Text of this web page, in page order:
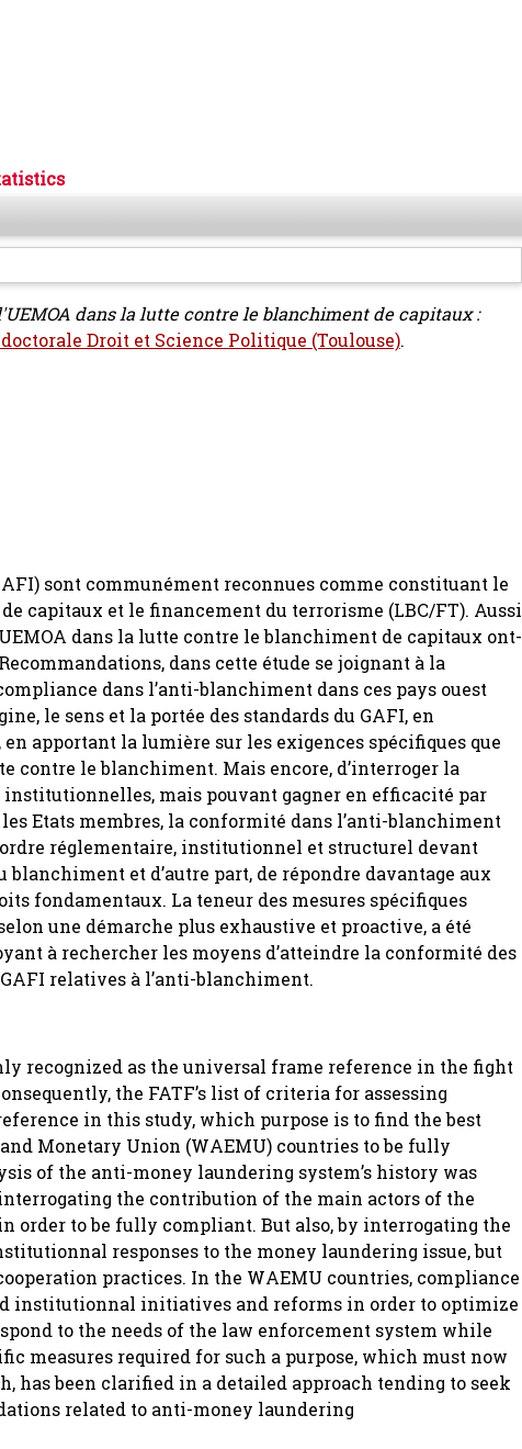
dans la lutte contre le blanchiment de capitaux :
Droit et Science Politique (Toulouse).
sont communément reconnues comme constituant le
capitaux et le financement du terrorisme (LBC/FT). Aussi
dans la lutte contre le blanchiment de capitaux ont-
dans cette étude se joignant à la
dans l’anti-blanchiment dans ces pays ouest
le sens et la portée des standards du GAFI, en
apportant la lumière sur les exigences spécifiques que
le blanchiment. Mais encore, d’interroger la
mais pouvant gagner en efficacité par
Etats membres, la conformité dans l’anti-blanchiment
réglementaire, institutionnel et structurel devant
et d’autre part, de répondre davantage aux
fondamentaux. La teneur des mesures spécifiques
une démarche plus exhaustive et proactive, a été
à rechercher les moyens d’atteindre la conformité des
relatives à l’anti-blanchiment.
recognized as the universal frame reference in the fight
the FATF’s list of criteria for assessing
in this study, which purpose is to find the best
Monetary Union (WAEMU) countries to be fully
of the anti-money laundering system’s history was
the contribution of the main actors of the
order to be fully compliant. But also, by interrogating the
responses to the money laundering issue, but
practices. In the WAEMU countries, compliance
institutionnal initiatives and reforms in order to optimize
to the needs of the law enforcement system while
measures required for such a purpose, which must now
has been clarified in a detailed approach tending to seek
related to anti-money laundering